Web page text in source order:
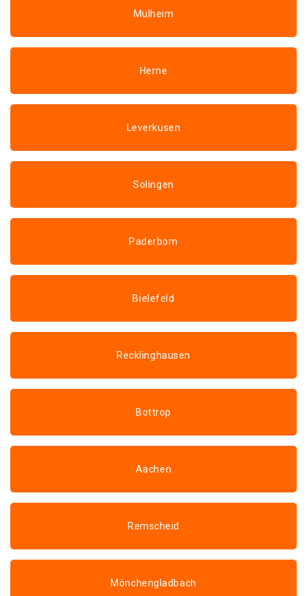
Mülheim
Herne
Leverkusen
Solingen
Paderborn
Bielefeld
Recklinghausen
Bottrop
Aachen
Remscheid
Mönchengladbach